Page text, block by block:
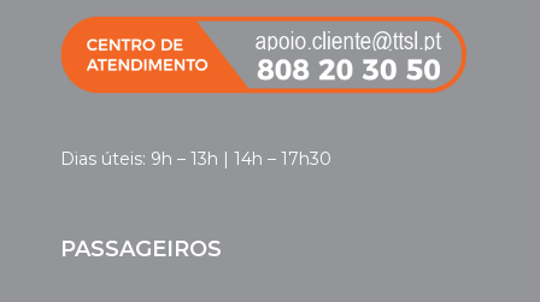
Dias úteis: 9h – 13h | 14h – 17h30
PASSAGEIROS